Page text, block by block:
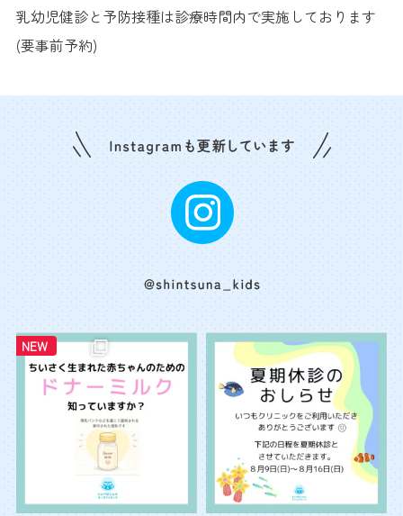
乳幼児健診と予防接種は診療時間内で実施しております
(要事前予約)